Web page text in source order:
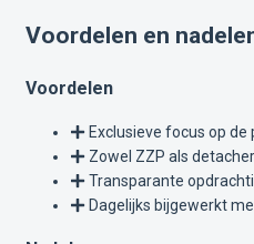
Voordelen en
Voordelen
Exclusieve focus op
Zowel ZZP als
Transparante
Dagelijks bijgewerkt